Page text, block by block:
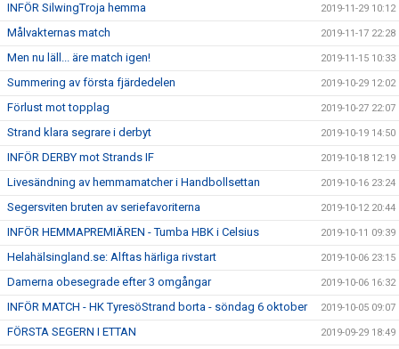
INFÖR SilwingTroja hemma 2019-11-29 10:12
Målvakternas match 2019-11-17 22:28
Men nu läll... äre match igen! 2019-11-15 10:33
Summering av första fjärdedelen 2019-10-29 12:02
Förlust mot topplag 2019-10-27 22:07
Strand klara segrare i derbyt 2019-10-19 14:50
INFÖR DERBY mot Strands IF 2019-10-18 12:19
Livesändning av hemmamatcher i Handbollsettan 2019-10-16 23:24
Segersviten bruten av seriefavoriterna 2019-10-12 20:44
INFÖR HEMMAPREMIÄREN - Tumba HBK i Celsius 2019-10-11 09:39
Helahälsingland.se: Alftas härliga rivstart 2019-10-06 23:15
Damerna obesegrade efter 3 omgångar 2019-10-06 16:32
INFÖR MATCH - HK TyresöStrand borta - söndag 6 oktober 2019-10-05 09:07
FÖRSTA SEGERN I ETTAN 2019-09-29 18:49